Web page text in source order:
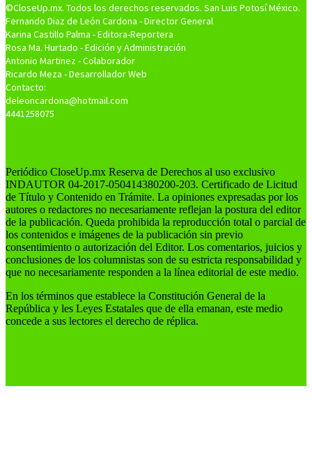
©CloseUp.mx. Todos los derechos reservados. San Luis Potosí México.
Fernando Diaz de León Cardona - Director General
Karina Castillo Palma - Editora-Reportera
Rosa Ma. Hurtado - Edición y Administración
Antonio Martinez - Colaborador
Ricardo Meza - Desarrollador Web
Contacto:
deleoncardona@hotmail.com
4441258075
Periódico CloseUp.mx Reserva de Derechos al uso exclusivo
INDAUTOR 04-2017-050414380200-203. Certificado de Licitud
de Título y Contenido en Trámite. La opiniones expresadas por los
autores o redactores no necesariamente reflejan la postura del editor
de la publicación. Queda prohibida la reproducción total o parcial de
los contenidos e imágenes de la publicación sin previo
consentimiento o autorización del Editor. Los comentarios, juicios y
conclusiones de los columnistas son de su estricta responsabilidad y
que no necesariamente responden a la línea editorial de este medio.
En los términos que establece la Constitución General de la
República y les Leyes Estatales que de ella emanan, este medio
concede a sus lectores el derecho de réplica.